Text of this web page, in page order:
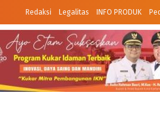
Redaksi Legalitas INFO PRODUK